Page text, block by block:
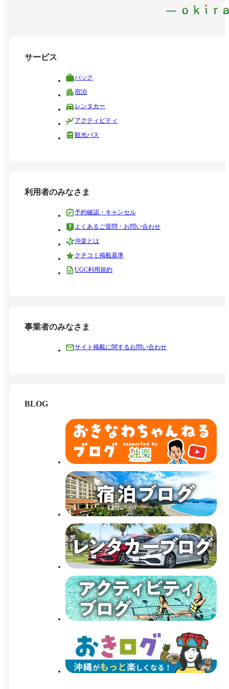
サービス
パック
宿泊
レンタカー
アクティビティ
観光バス
利用者のみなさま
予約確認・キャンセル
よくあるご質問・お問い合わせ
沖楽とは
クチコミ掲載基準
UGC利用規約
事業者のみなさま
サイト掲載に関するお問い合わせ
BLOG